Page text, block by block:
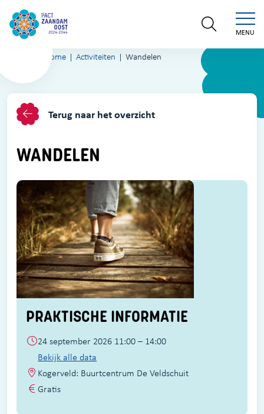
MENU
Home Activiteiten Wandelen
Terug naar het overzicht
WANDELEN
PRAKTISCHE INFORMATIE
24 september 2026 11:00 – 14:00
Bekijk alle data
Kogerveld: Buurtcentrum De Veldschuit
Gratis